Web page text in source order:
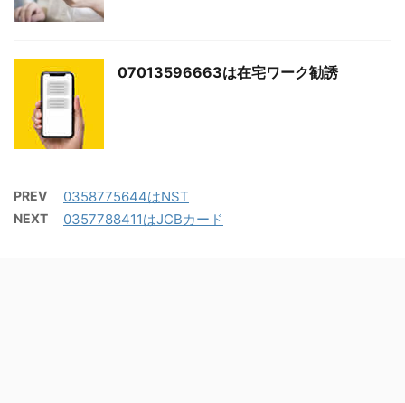
07013596663は在宅ワーク勧誘
PREV 0358775644はNST
NEXT 0357788411はJCBカード